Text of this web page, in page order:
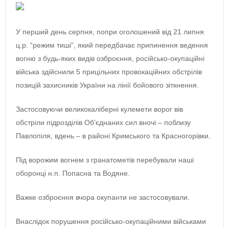
У перший день серпня, попри оголошений від 21 липня
ц.р. “режим тиші”, який передбачає припинення ведення
вогню з будь-яких видів озброєння, російсько-окупаційні
війська здійснили 5 прицільних провокаційних обстрілів
позицій захисників України на лінії бойового зіткнення.
Застосовуючи великокаліберні кулемети ворог вів
обстріли підрозділів Об’єднаних сил вночі – поблизу
Павлопіля, вдень – в районі Кримського та Красногорівки.
Під ворожим вогнем з гранатометів перебували наші
оборонці н.п. Попасна та Водяне.
Важке озброєння вчора окупанти не застосовували.
Внаслідок порушення російсько-окупаційними військами